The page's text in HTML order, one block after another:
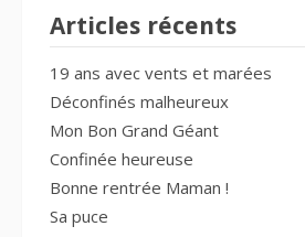
Articles récents
19 ans avec vents et marées
Déconfinés malheureux
Mon Bon Grand Géant
Confinée heureuse
Bonne rentrée Maman !
Sa puce